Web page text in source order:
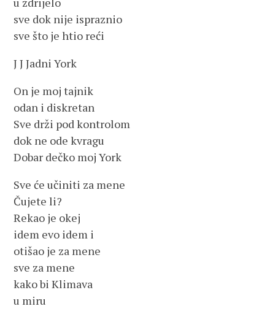
sve dok nije ispraznio
sve što je htio reći
J J Jadni York
On je moj tajnik
odan i diskretan
Sve drži pod kontrolom
dok ne ode kvragu
Dobar dečko moj York
Sve će učiniti za mene
Čujete li?
Rekao je okej
idem evo idem i
otišao je za mene
sve za mene
kako bi Klimava
u miru